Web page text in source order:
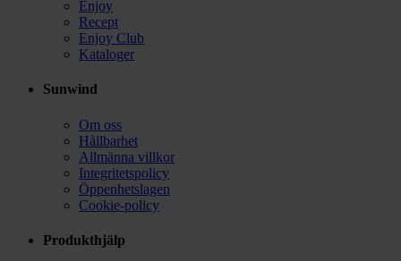
Enjoy
Recept
Enjoy Club
Kataloger
Sunwind
Om oss
Hållbarhet
Allmänna villkor
Integritetspolicy
Öppenhetslagen
Cookie-policy
Produkthjälp